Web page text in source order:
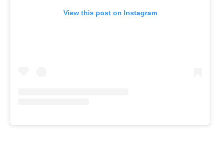
View this post on Instagram